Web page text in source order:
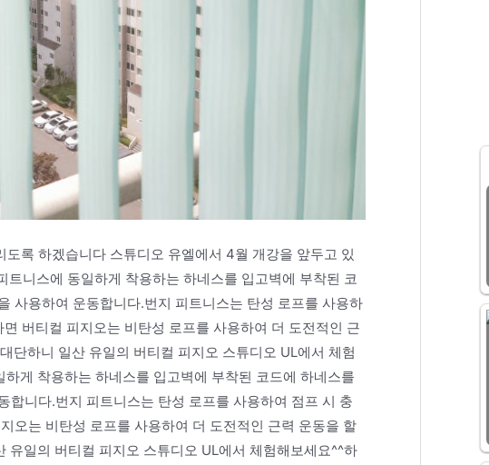
록 하겠습니다 스튜디오 유엘에서 4월 개강을 앞두고 있
니스에 동일하게 착용하는 하네스를 입고벽에 부착된 코
사용하여 운동합니다.번지 피트니스는 탄성 로프를 사용하
버티컬 피지오는 비탄성 로프를 사용하여 더 도전적인 근
단하니 일산 유일의 버티컬 피지오 스튜디오 UL에서 체험
게 착용하는 하네스를 입고벽에 부착된 코드에 하네스를
니다.번지 피트니스는 탄성 로프를 사용하여 점프 시 충
오는 비탄성 로프를 사용하여 더 도전적인 근력 운동을 할
유일의 버티컬 피지오 스튜디오 UL에서 체험해보세요^^하